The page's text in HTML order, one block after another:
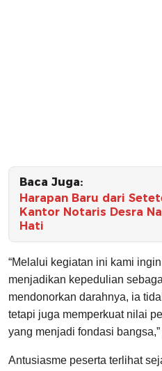
Baca Juga:
Harapan Baru dari
Kantor Notaris Desra
Hati
“Melalui kegiatan ini kami
menjadikan kepedulian
mendonorkan darahnya, ia
tetapi juga memperkuat nilai
yang menjadi fondasi
Antusiasme peserta terlihat